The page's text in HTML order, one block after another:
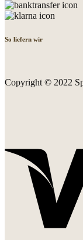
So liefern wir
Copyright © 2022